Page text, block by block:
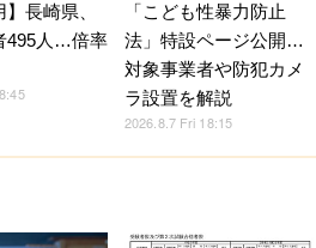
】長崎県、
495人…倍率
「こども性暴力防止
法」特設ページ公開…
対象事業者や防犯カメ
ラ設置を解説
2026.8.7 Fri 18:15